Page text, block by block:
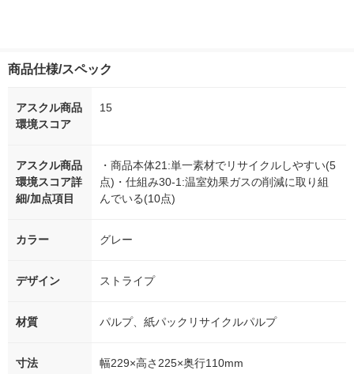
商品仕様/スペック
アスクル商品
環境スコア
15
アスクル商品
環境スコア詳
細/加点項目
・商品本体21:単一素材でリサイクルしやすい(5
点)・仕組み30-1:温室効果ガスの削減に取り組
んでいる(10点)
カラー グレー
デザイン ストライプ
材質 パルプ、紙パックリサイクルパルプ
寸法 幅229×高さ225×奥行110mm